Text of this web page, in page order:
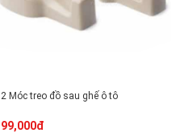
2 Móc treo đồ sau ghế ô tô
99,000đ